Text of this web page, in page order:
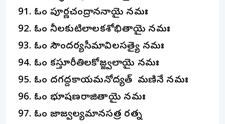
ఓం పూర్ణచంద్రాననాయై నమః
ఓం నీలకుటిలాలకశోభితాయై నమః
ఓం సౌందర్యసీమావిలసత్యై నమః
ఓం కస్తూరీతిలకోజ్జ్వలాయై నమః
ఓం దగద్దకాయమనోద్యత్ మణినే నమః
ఓం భూషణరాజితాయై నమః
ఓం జాజ్వల్యమానసత్ర రత్న